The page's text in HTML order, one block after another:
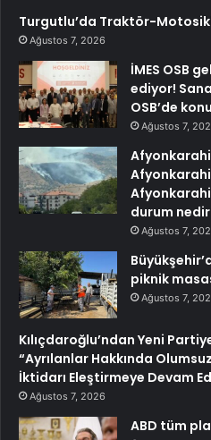
Turgutlu’da Traktör-
Ağustos 7, 2026
İMES OSB
ediyor!
OSB’de
Ağustos 7,
durum
Ağustos 7,
piknik
Ağustos 7,
Kılıçdaroğlu’ndan Yeni
“Ayrılanlar Hakkında
İktidarı Eleştirmeye Devam
Ağustos 7, 2026
ABD tüm